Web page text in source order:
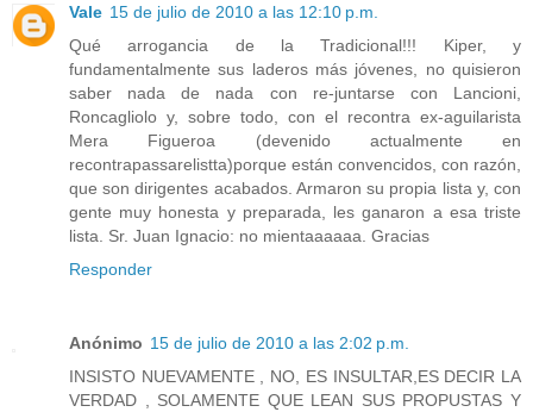
Vale 15 de julio de 2010 a las 12:10 p.m.
Qué arrogancia de la Tradicional!!! Kiper, y
fundamentalmente sus laderos más jóvenes, no quisieron
saber nada de nada con re-juntarse con Lancioni,
Roncagliolo y, sobre todo, con el recontra ex-aguilarista
Mera Figueroa (devenido actualmente en
recontrapassarelistta)porque están convencidos, con razón,
que son dirigentes acabados. Armaron su propia lista y, con
gente muy honesta y preparada, les ganaron a esa triste
lista. Sr. Juan Ignacio: no mientaaaaaa. Gracias
Responder
Anónimo 15 de julio de 2010 a las 2:02 p.m.
INSISTO NUEVAMENTE , NO, ES INSULTAR,ES DECIR LA
VERDAD , SOLAMENTE QUE LEAN SUS PROPUSTAS Y